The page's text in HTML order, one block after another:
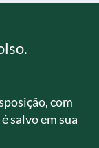
com
salvo em sua